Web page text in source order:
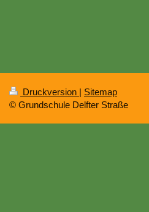
Druckversion | Sitemap
© Grundschule Delfter Straße